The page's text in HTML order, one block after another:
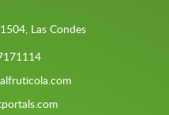
Las Condes